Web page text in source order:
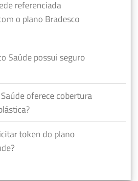
referenciada
o plano Bradesco
Saúde possui seguro
oferece cobertura
token do plano